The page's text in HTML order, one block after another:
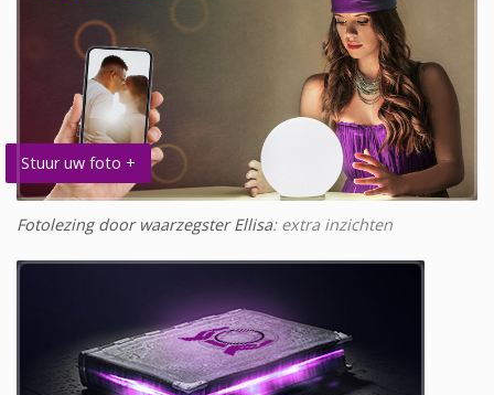
Stuur uw foto +
Fotolezing door waarzegster Ellisa: extra inzichten